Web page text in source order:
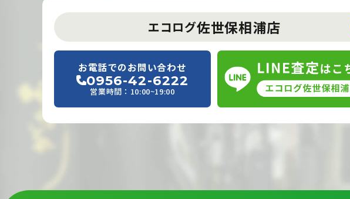
エコログ佐世保相浦店
お電話でのお問い合わせ
0956-42-6222
営業時間：10:00~19:00